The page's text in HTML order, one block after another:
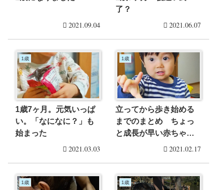
2021.09.04
了？
2021.06.07
1歳
1歳7ヶ月。元気いっぱ
い。「なになに？」も
始まった
2021.03.03
1歳
立ってから歩き始める
までのまとめ ちょっ
と成長が早い赤ちゃん
2021.02.17
1歳 1歳